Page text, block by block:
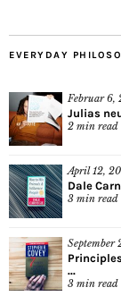
EVERYDAY
Februar 6,
Julias
2 min read
April 12,
Dale
3 min read
September
...
3 min read